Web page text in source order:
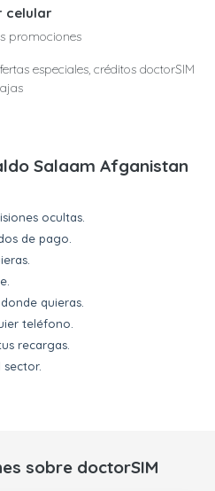
celular
promociones
especiales, créditos doctorSIM
Salaam Afganistan
ocultas.
de pago.
quieras.
teléfono.
recargas.
sector.
sobre doctorSIM